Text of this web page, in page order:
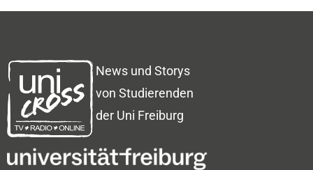
News und Storys
von Studierenden
der Uni Freiburg